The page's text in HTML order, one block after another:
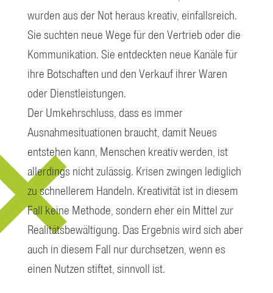
wurden aus der Not heraus kreativ, einfallsreich.
Sie suchten neue Wege für den Vertrieb oder die
Kommunikation. Sie entdeckten neue Kanäle für
ihre Botschaften und den Verkauf ihrer Waren
oder Dienstleistungen.
Der Umkehrschluss, dass es immer
Ausnahmesituationen braucht, damit Neues
entstehen kann, Menschen kreativ werden, ist
allerdings nicht zulässig. Krisen zwingen lediglich
zu schnellerem Handeln. Kreativität ist in diesem
Fall keine Methode, sondern eher ein Mittel zur
Realitätsbewältigung. Das Ergebnis wird sich aber
auch in diesem Fall nur durchsetzen, wenn es
einen Nutzen stiftet, sinnvoll ist.